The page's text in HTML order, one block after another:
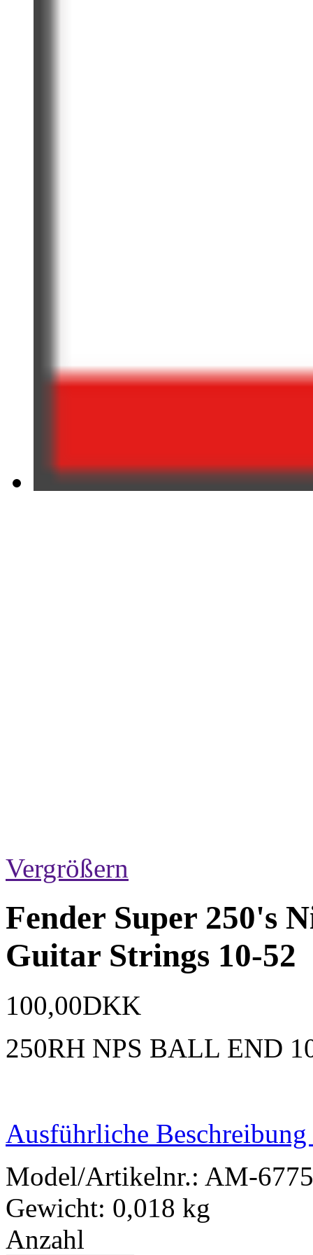
Vergrößern
Fender Super 250's
Guitar Strings 10-52
100,00DKK
250RH NPS BALL END
Ausführliche Beschreibung
Model/Artikelnr.: AM-6775
Gewicht: 0,018 kg
Anzahl